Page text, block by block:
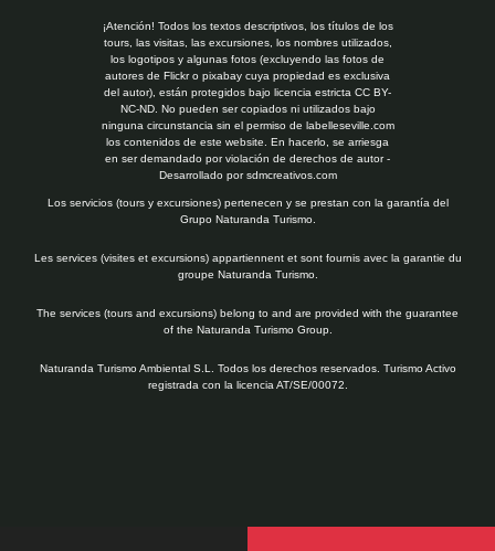
¡Atención! Todos los textos descriptivos, los títulos de los
tours, las visitas, las excursiones, los nombres utilizados,
los logotipos y algunas fotos (excluyendo las fotos de
autores de Flickr o pixabay cuya propiedad es exclusiva
del autor), están protegidos bajo licencia estricta CC BY-
NC-ND. No pueden ser copiados ni utilizados bajo
ninguna circunstancia sin el permiso de labelleseville.com
los contenidos de este website. En hacerlo, se arriesga
en ser demandado por violación de derechos de autor -
Desarrollado porsdmcreativos.com
Los servicios (tours y excursiones) pertenecen y se prestan con la garantía del
Grupo Naturanda Turismo.
Les services (visites et excursions) appartiennent et sont fournis avec la garantie du
groupe Naturanda Turismo.
The services (tours and excursions) belong to and are provided with the guarantee
of the Naturanda Turismo Group.
Naturanda Turismo Ambiental S.L. Todos los derechos reservados. Turismo Activo
registrada con la licencia AT/SE/00072.